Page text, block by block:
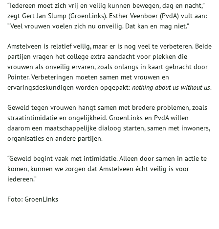
“Iedereen moet zich vrij en veilig kunnen bewegen, dag en nacht,”
zegt Gert Jan Slump (GroenLinks). Esther Veenboer (PvdA) vult aan:
“Veel vrouwen voelen zich nu onveilig. Dat kan en mag niet.”
Amstelveen is relatief veilig, maar er is nog veel te verbeteren. Beide
partijen vragen het college extra aandacht voor plekken die
vrouwen als onveilig ervaren, zoals onlangs in kaart gebracht door
Pointer. Verbeteringen moeten samen met vrouwen en
ervaringsdeskundigen worden opgepakt: nothing about us without us.
Geweld tegen vrouwen hangt samen met bredere problemen, zoals
straatintimidatie en ongelijkheid. GroenLinks en PvdA willen
daarom een maatschappelijke dialoog starten, samen met inwoners,
organisaties en andere partijen.
“Geweld begint vaak met intimidatie. Alleen door samen in actie te
komen, kunnen we zorgen dat Amstelveen écht veilig is voor
iedereen.”
Foto: GroenLinks